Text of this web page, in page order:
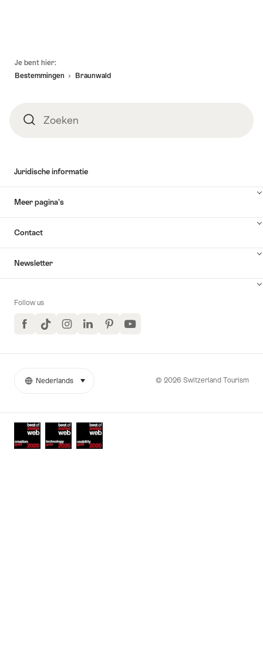
Je bent hier:
Bestemmingen
Braunwald
ZoekenZoeken
Juridische informatie
Meer pagina’s
Contact
Newsletter
Follow us
FacebookTikTokInstagramLinkedInPinterestYouTube
Awards
More
© 2026 Switzerland Tourism
Taal
Nederlands selecteren (klikken om weer te geven)